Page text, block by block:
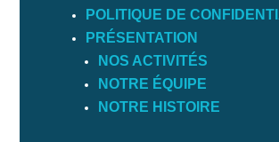
POLITIQUE DE
PRÉSENTATION
NOS ACTIVITÉS
NOTRE ÉQUIPE
NOTRE HISTOIRE